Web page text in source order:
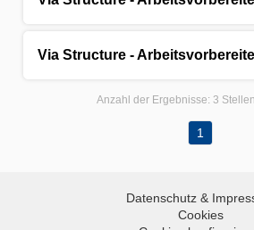
Anzahl der Ergebnisse: 3
1
Datenschutz &
Cookies